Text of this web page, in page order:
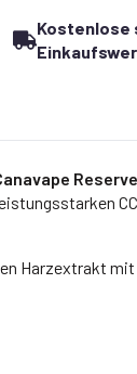
M4B
Pro
Kostenlose
Harzextrakt